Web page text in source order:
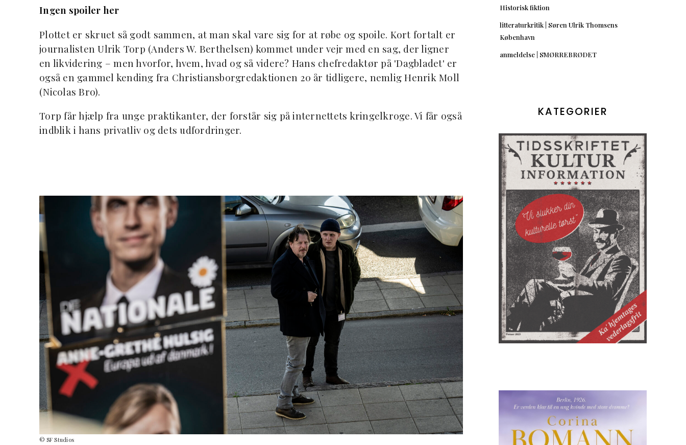
Ingen spoiler her
Plottet er skruet så godt sammen, at man skal vare sig for at røbe og spoile. Kort fortalt er
journalisten Ulrik Torp (Anders W. Berthelsen) kommet under vejr med en sag, der ligner
en likvidering – men hvorfor, hvem, hvad og så videre? Hans chefredaktør på 'Dagbladet' er
også en gammel kending fra Christiansborgredaktionen 20 år tidligere, nemlig Henrik Moll
(Nicolas Bro).
Torp får hjælp fra unge praktikanter, der forstår sig på internettets kringelkroge. Vi får også
indblik i hans privatliv og dets udfordringer.
© SF Studios
Historisk fiktion
litteraturkritik | Søren Ulrik Thomsens
København
anmeldelse | SMØRREBRØDET
KATEGORIER